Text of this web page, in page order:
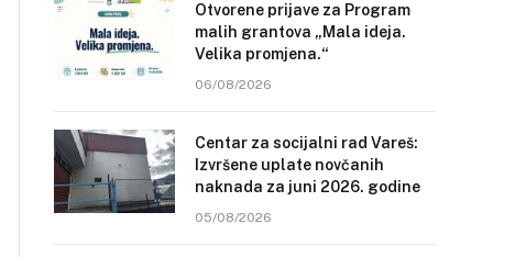
Otvorene prijave za Program
malih grantova „Mala ideja.
Velika promjena.“
06/08/2026
Centar za socijalni rad Vareš:
Izvršene uplate novčanih
naknada za juni 2026. godine
05/08/2026